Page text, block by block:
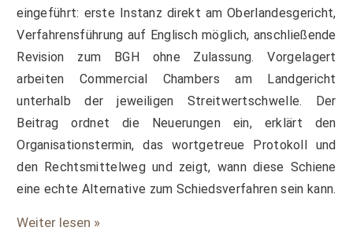
eingeführt: erste Instanz direkt am Oberlandesgericht,
Verfahrensführung auf Englisch möglich, anschließende
Revision zum BGH ohne Zulassung. Vorgelagert
arbeiten Commercial Chambers am Landgericht
unterhalb der jeweiligen Streitwertschwelle. Der
Beitrag ordnet die Neuerungen ein, erklärt den
Organisationstermin, das wortgetreue Protokoll und
den Rechtsmittelweg und zeigt, wann diese Schiene
eine echte Alternative zum Schiedsverfahren sein kann.
Weiter lesen »